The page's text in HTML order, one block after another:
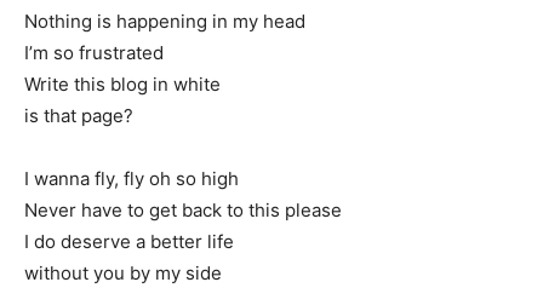
Nothing is happening in my head
I’m so frustrated
Write this blog in white
is that page?
I wanna fly, fly oh so high
Never have to get back to this please
I do deserve a better life
without you by my side